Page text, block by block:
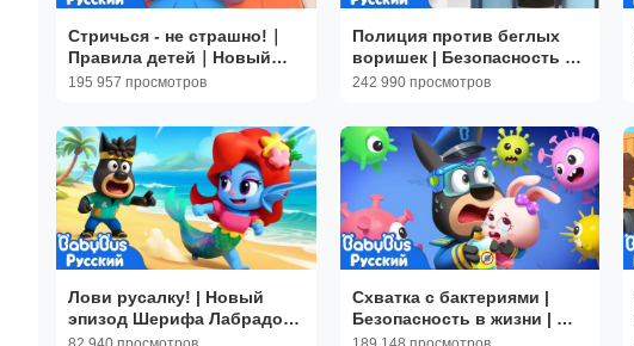
Стричься - не страшно!｜
Правила детей｜Новый
эпизод Шерифа Лабрадора
195 957 просмотров
Полиция против беглых
воришек | Безопасность в
жизни | 🔍Новый сборник
242 990 просмотров
Лови русалку! | Новый
эпизод Шерифа Лабрадора
| Новый мультик для детей
Схватка с бактериями |
Безопасность в жизни | 🔍
Новый эпизод мультиков